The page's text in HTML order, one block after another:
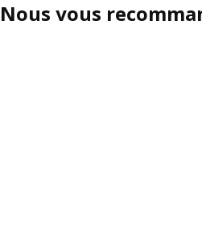
Nous vous